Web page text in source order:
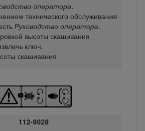
оператора.
технического обслуживания
Руководство оператора.
высоты скашивания
ключ.
скашивания
112-9028